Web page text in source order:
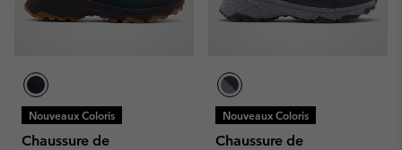
Nouveaux Coloris
Chaussure de
Nouveaux Coloris
Chaussure de